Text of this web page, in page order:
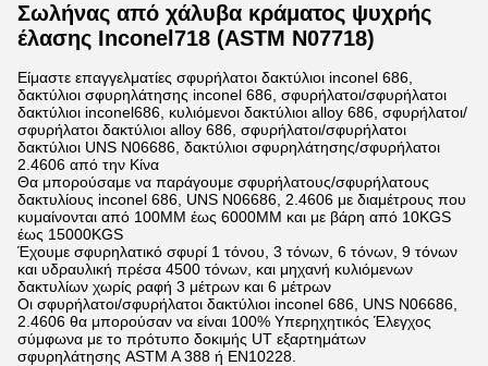
Σωλήνας από χάλυβα κράματος ψυχρής
έλασης Inconel718 (ASTM N07718)
Είμαστε επαγγελματίες σφυρήλατοι δακτύλιοι inconel 686,
δακτύλιοι σφυρηλάτησης inconel 686, σφυρήλατοι/σφυρήλατοι
δακτύλιοι inconel686, κυλιόμενοι δακτύλιοι alloy 686, σφυρήλατοι/
σφυρήλατοι δακτύλιοι alloy 686, σφυρήλατοι/σφυρήλατοι
δακτύλιοι UNS N06686, δακτύλιοι σφυρηλάτησης/σφυρήλατοι
2.4606 από την Κίνα
Θα μπορούσαμε να παράγουμε σφυρήλατους/σφυρήλατους
δακτυλίους inconel 686, UNS N06686, 2.4606 με διαμέτρους που
κυμαίνονται από 100MM έως 6000MM και με βάρη από 10KGS
έως 15000KGS
Έχουμε σφυρηλατικό σφυρί 1 τόνου, 3 τόνων, 6 τόνων, 9 τόνων
και υδραυλική πρέσα 4500 τόνων, και μηχανή κυλιόμενων
δακτυλίων χωρίς ραφή 3 μέτρων και 6 μέτρων
Οι σφυρήλατοι/σφυρήλατοι δακτύλιοι inconel 686, UNS N06686,
2.4606 θα μπορούσαν να είναι 100% Υπερηχητικός Έλεγχος
σύμφωνα με το πρότυπο δοκιμής UT εξαρτημάτων
σφυρηλάτησης ASTM A 388 ή EN10228.